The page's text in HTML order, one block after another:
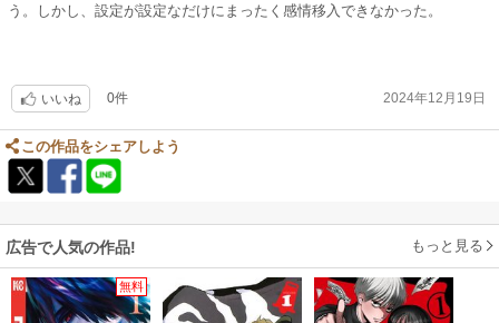
う。しかし、設定が設定なだけにまったく感情移入できなかった。
いいね 0件 2024年12月19日
この作品をシェアしよう
広告で人気の作品! もっと見る
無料